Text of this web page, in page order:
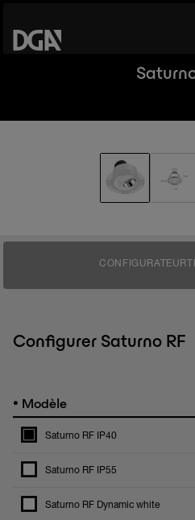
CONFIGURATEUR
Configurer Saturno RF
• Modèle
Saturno RF IP40
Saturno RF IP55
Saturno RF Dynamic white